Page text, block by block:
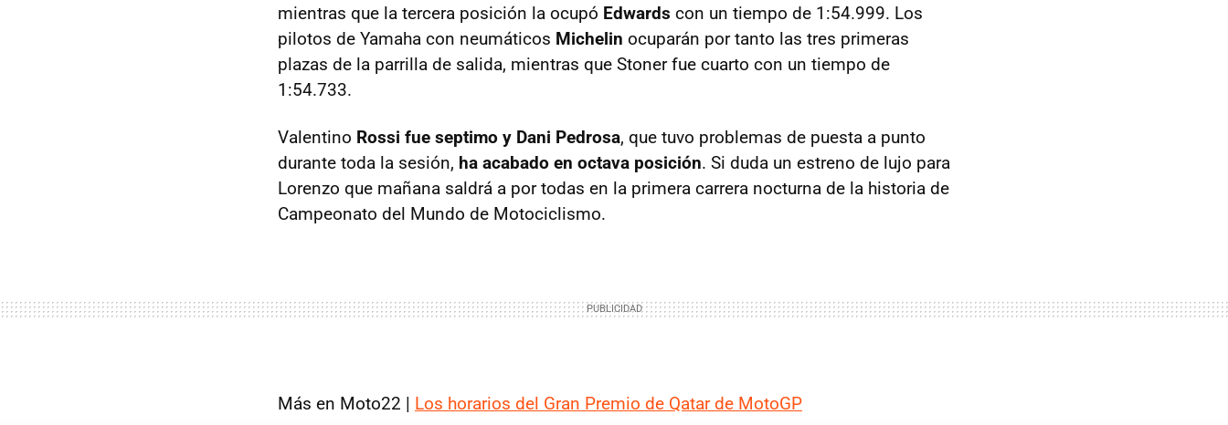
mientras que la tercera posición la ocupó Edwards con un tiempo de 1:54.999. Los
pilotos de Yamaha con neumáticos Michelin ocuparán por tanto las tres primeras
plazas de la parrilla de salida, mientras que Stoner fue cuarto con un tiempo de
1:54.733.
Valentino Rossi fue septimo y Dani Pedrosa, que tuvo problemas de puesta a punto
durante toda la sesión, ha acabado en octava posición. Si duda un estreno de lujo para
Lorenzo que mañana saldrá a por todas en la primera carrera nocturna de la historia de
Campeonato del Mundo de Motociclismo.
Más en Moto22 | Los horarios del Gran Premio de Qatar de MotoGP